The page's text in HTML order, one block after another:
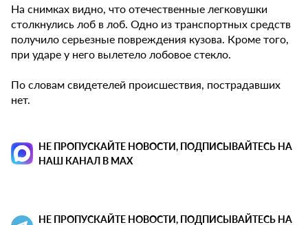
На снимках видно, что отечественные легковушки
столкнулись лоб в лоб. Одно из транспортных средств
получило серьезные повреждения кузова. Кроме того,
при ударе у него вылетело лобовое стекло.
По словам свидетелей происшествия, пострадавших
нет.
НЕ ПРОПУСКАЙТЕ НОВОСТИ, ПОДПИСЫВАЙТЕСЬ НА
НАШ КАНАЛ В MAX
НЕ ПРОПУСКАЙТЕ НОВОСТИ, ПОДПИСЫВАЙТЕСЬ НА